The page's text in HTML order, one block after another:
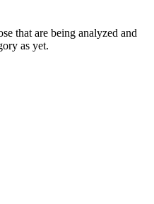
that are being analyzed and
as yet.